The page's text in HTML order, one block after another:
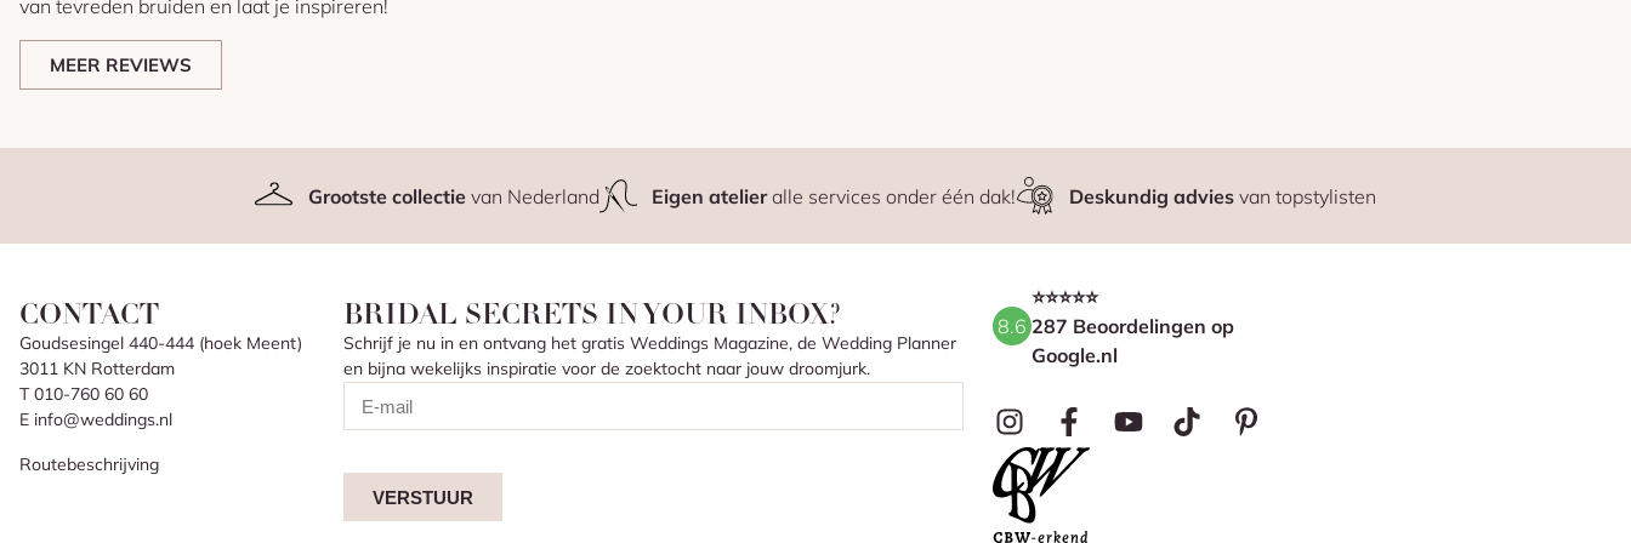
van tevreden bruiden en laat je inspireren!
MEER REVIEWS
Grootste collectievan Nederland Eigen atelieralle services onder één dak! Deskundig advies van topstylisten
CONTACT
Goudsesingel 440-444 (hoek Meent)
3011 KN Rotterdam
T 010-760 60 60
E info@weddings.nl
Routebeschrijving
BRIDAL SECRETS IN YOUR INBOX?
Schrijf je nu in en ontvang het gratis Weddings Magazine, de Wedding Planner
en bijna wekelijks inspiratie voor de zoektocht naar jouw droomjurk.
VERSTUUR
8.6
⭐⭐⭐⭐⭐
287 Beoordelingen op
Google.nl